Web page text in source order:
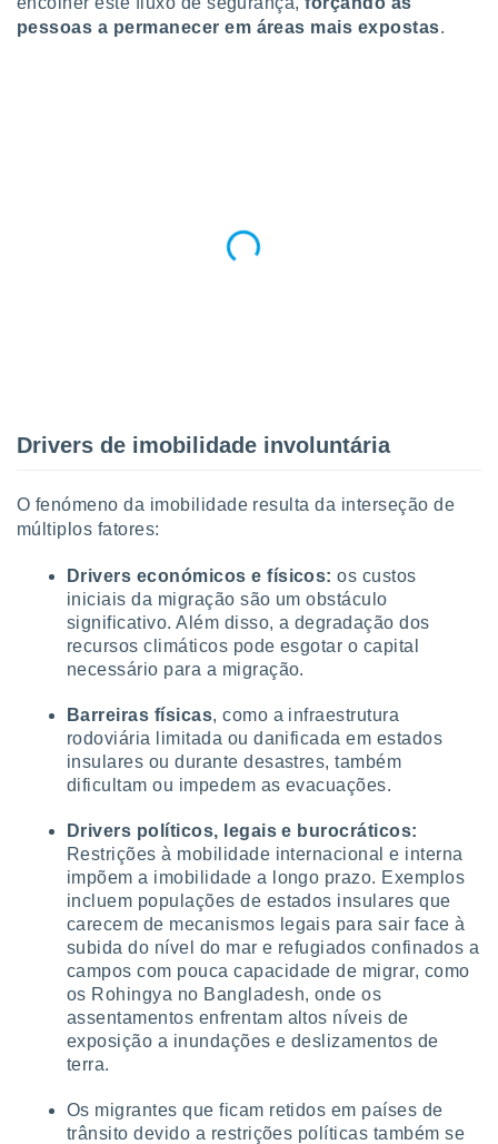
pessoas a permanecer em áreas mais expostas.
Drivers de imobilidade involuntária
O fenómeno da imobilidade resulta da interseção de
múltiplos fatores:
Drivers económicos e físicos: os custos
iniciais da migração são um obstáculo
significativo. Além disso, a degradação dos
recursos climáticos pode esgotar o capital
necessário para a migração.
Barreiras físicas, como a infraestrutura
rodoviária limitada ou danificada em estados
insulares ou durante desastres, também
dificultam ou impedem as evacuações.
Drivers políticos, legais e burocráticos:
Restrições à mobilidade internacional e interna
impõem a imobilidade a longo prazo. Exemplos
incluem populações de estados insulares que
carecem de mecanismos legais para sair face à
subida do nível do mar e refugiados confinados a
campos com pouca capacidade de migrar, como
os Rohingya no Bangladesh, onde os
assentamentos enfrentam altos níveis de
exposição a inundações e deslizamentos de
terra.
Os migrantes que ficam retidos em países de
trânsito devido a restrições políticas também se